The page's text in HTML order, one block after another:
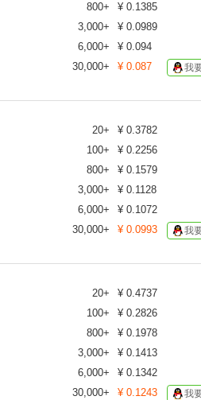
800+ ¥ 0.1385
3,000+ ¥ 0.0989
6,000+ ¥ 0.094
30,000+ ¥ 0.087 我
20+ ¥ 0.3782
100+ ¥ 0.2256
800+ ¥ 0.1579
3,000+ ¥ 0.1128
6,000+ ¥ 0.1072
30,000+ ¥ 0.0993 我
20+ ¥ 0.4737
100+ ¥ 0.2826
800+ ¥ 0.1978
3,000+ ¥ 0.1413
6,000+ ¥ 0.1342
30,000+ ¥ 0.1243 我